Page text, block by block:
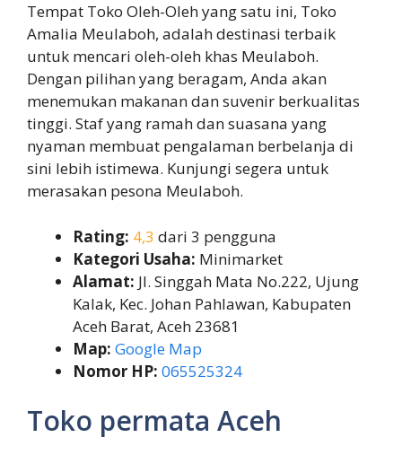
Tempat Toko Oleh-Oleh yang satu ini, Toko
Amalia Meulaboh, adalah destinasi terbaik
untuk mencari oleh-oleh khas Meulaboh.
Dengan pilihan yang beragam, Anda akan
menemukan makanan dan suvenir berkualitas
tinggi. Staf yang ramah dan suasana yang
nyaman membuat pengalaman berbelanja di
sini lebih istimewa. Kunjungi segera untuk
merasakan pesona Meulaboh.
Rating: 4,3 dari 3 pengguna
Kategori Usaha: Minimarket
Alamat: Jl. Singgah Mata No.222, Ujung
Kalak, Kec. Johan Pahlawan, Kabupaten
Aceh Barat, Aceh 23681
Map: Google Map
Nomor HP: 065525324
Toko permata Aceh